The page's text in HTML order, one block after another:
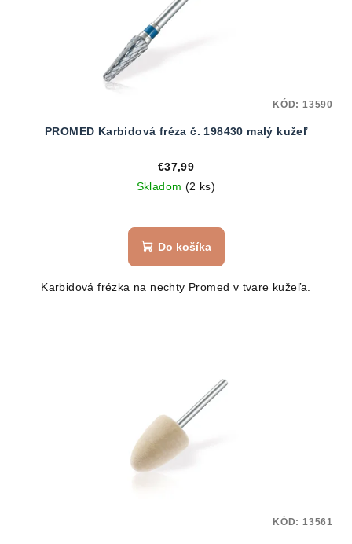
PROMED Karbidová fréza č. 198430 malý kužeľ
€37,99
Skladom (2 ks)
Do košíka
Karbidová frézka na nechty Promed v tvare kužeľa.
KÓD: 13590
KÓD: 13561